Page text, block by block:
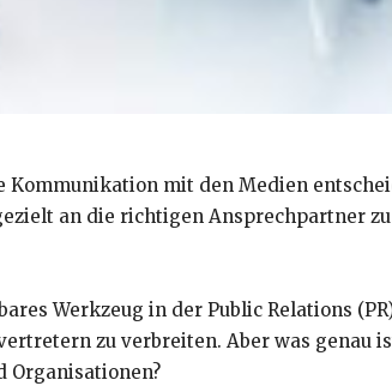
mit den Medien
an die richtigen Ansprechpartner
Werkzeug in der Public Relations
zu verbreiten. Aber was genau
Organisationen?